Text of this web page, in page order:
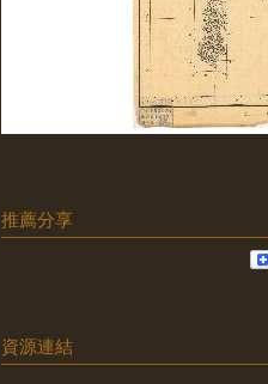
推薦分享
資源連結